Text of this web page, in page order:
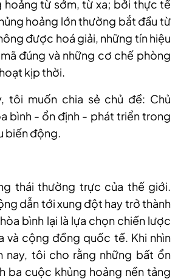
hoảng từ sớm, từ xa; bởi thực tế
hoảng lớn thường bắt đầu từ
được hoá giải, những tín hiệu
đúng và những cơ chế phòng
kịp thời.
tôi muốn chia sẻ chủ đề: Chủ
bình - ổn định - phát triển trong
biến động.
thái thường trực của thế giới.
dẫn tới xung đột hay trở thành
bình lại là lựa chọn chiến lược
và cộng đồng quốc tế. Khi nhìn
nay, tôi cho rằng những bất ổn
ba cuộc khủng hoảng nền tảng